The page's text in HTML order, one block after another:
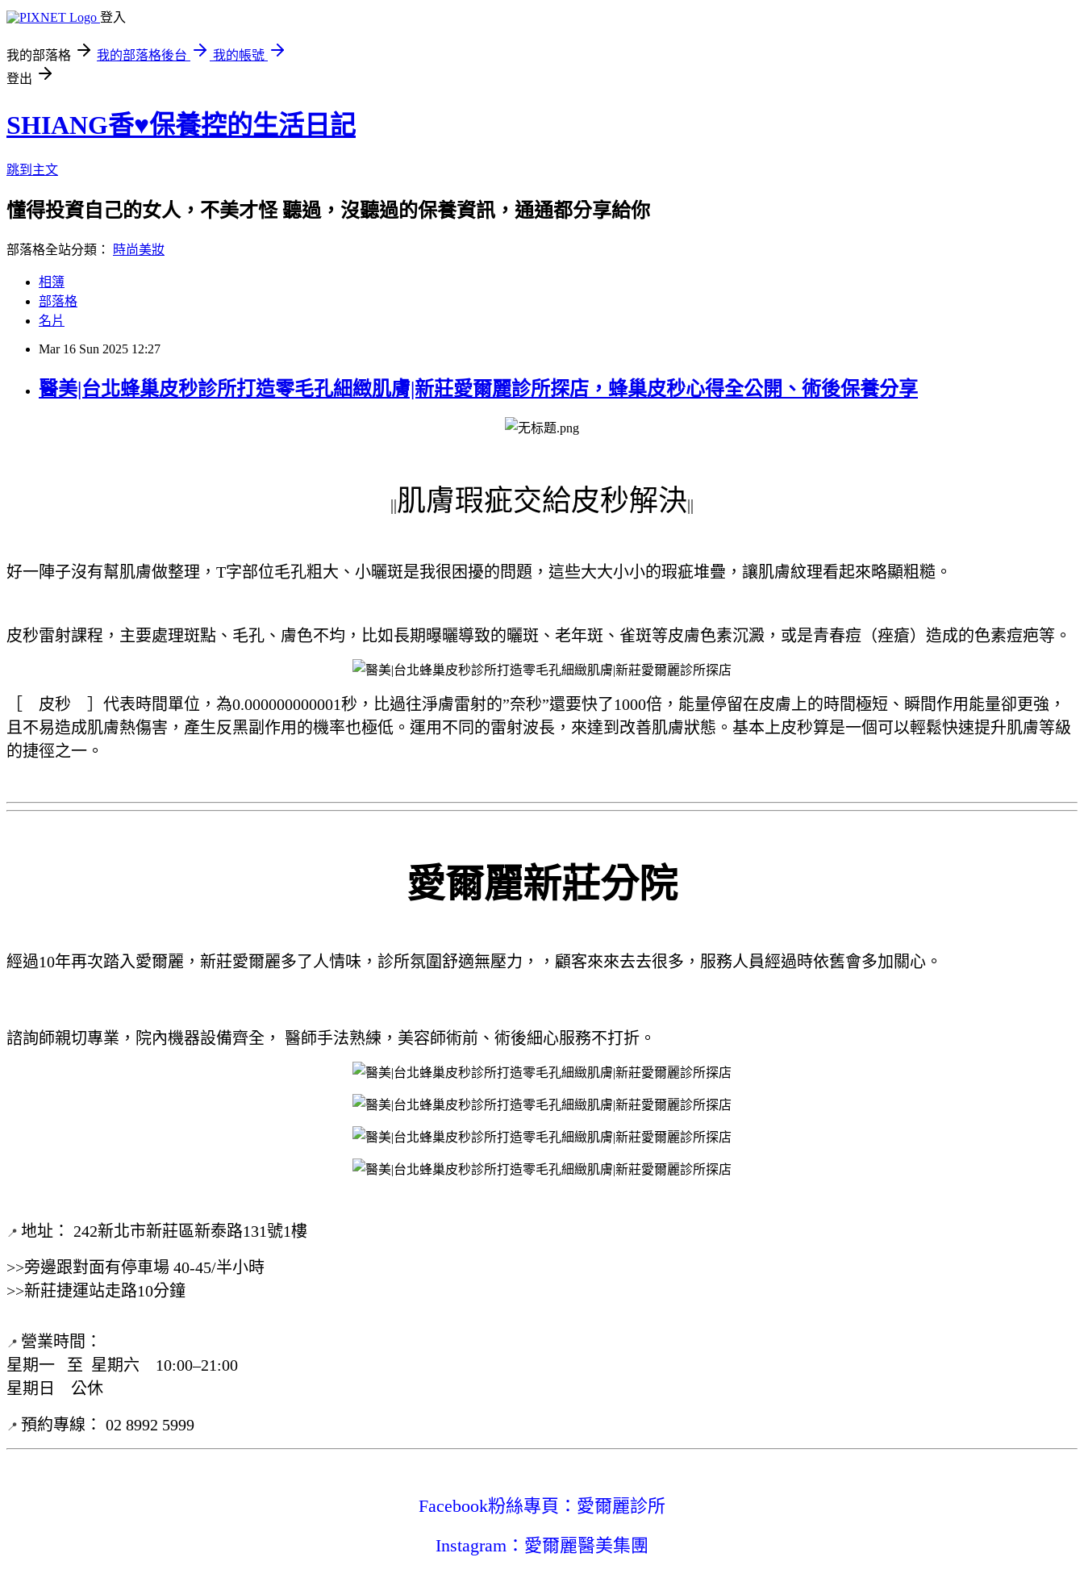
登入
我的部落格 我的部落格後台
我的帳號
登出
SHIANG香♥保養控的生活日記
跳到主文
懂得投資自己的女人，不美才怪 聽過，沒聽過的保養資訊，通通都分享給你
部落格全站分類： 時尚美妝
相簿
部落格
名片
Mar 16 Sun 2025 12:27
醫美|台北蜂巢皮秒診所打造零毛孔細緻肌膚|新莊愛爾麗診所探店，蜂巢皮秒心得全公開、術後保養分享
||肌膚瑕疵交給皮秒解決||
好一陣子沒有幫肌膚做整理，T字部位毛孔粗大、小曬斑是我很困擾的問題，這些大大小小的瑕疵堆疊，讓肌膚紋理看起來略顯粗糙。
皮秒雷射課程，主要處理斑點、毛孔、膚色不均，比如長期曝曬導致的曬斑、老年斑、雀斑等皮膚色素沉澱，或是青春痘（痤瘡）造成的色素痘疤等。
［ 皮秒 ］代表時間單位，為0.000000000001秒，比過往淨膚雷射的”奈秒”還要快了1000倍，能量停留在皮膚上的時間極短、瞬間作用能量卻更強，
且不易造成肌膚熱傷害，產生反黑副作用的機率也極低。運用不同的雷射波長，來達到改善肌膚狀態。基本上皮秒算是一個可以輕鬆快速提升肌膚等級
的捷徑之一。
愛爾麗新莊分院
經過10年再次踏入愛爾麗，新莊愛爾麗多了人情味，診所氛圍舒適無壓力，，顧客來來去去很多，服務人員經過時依舊會多加關心。
諮詢師親切專業，院內機器設備齊全， 醫師手法熟練，美容師術前、術後細心服務不打折。
📍 地址： 242新北市新莊區新泰路131號1樓
>>旁邊跟對面有停車場 40-45/半小時
>>新莊捷運站走路10分鐘
📍 營業時間：
星期一 至 星期六 10:00–21:00
星期日 公休
📍 預約專線： 02 8992 5999
Facebook粉絲專頁： 愛爾麗診所
Instagram： 愛爾麗醫美集團